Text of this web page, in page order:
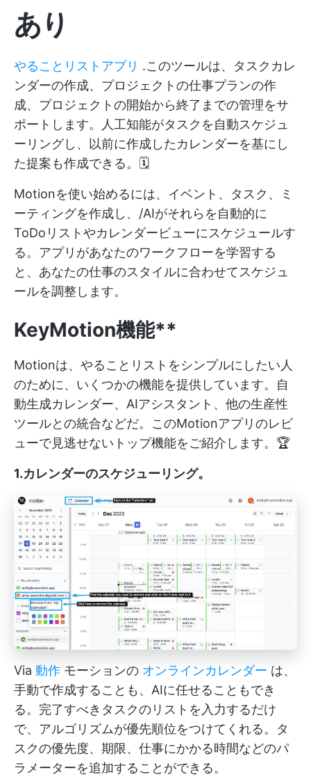
あり
やることリストアプリ .このツールは、タスクカレ
ンダーの作成、プロジェクトの仕事プランの作
成、プロジェクトの開始から終了までの管理をサ
ポートします。人工知能がタスクを自動スケジュ
ーリングし、以前に作成したカレンダーを基にし
た提案も作成できる。🗓️
Motionを使い始めるには、イベント、タスク、ミ
ーティングを作成し、/AIがそれらを自動的に
ToDoリストやカレンダービューにスケジュールす
る。アプリがあなたのワークフローを学習する
と、あなたの仕事のスタイルに合わせてスケジュ
ールを調整します。
KeyMotion機能**
Motionは、やることリストをシンプルにしたい人
のために、いくつかの機能を提供しています。自
動生成カレンダー、AIアシスタント、他の生産性
ツールとの統合などだ。このMotionアプリのレビ
ューで見逃せないトップ機能をご紹介します。🏆
1.カレンダーのスケジューリング。
Via 動作 モーションの オンラインカレンダー は、
手動で作成することも、AIに任せることもでき
る。完了すべきタスクのリストを入力するだけ
で、アルゴリズムが優先順位をつけてくれる。タ
スクの優先度、期限、仕事にかかる時間などのパ
ラメーターを追加することができる。